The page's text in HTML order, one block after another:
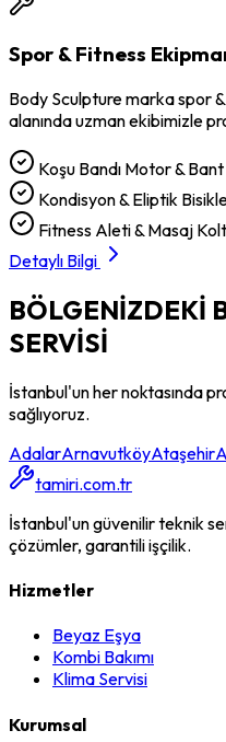
Spor & Fitness
Body Sculpturemarkaspor
alanında uzman ekibimizle
Koşu Bandı Motor & Bant
Kondisyon & Eliptik
Fitness Aleti & Masaj
Detaylı Bilgi
BÖLGENİZDEKİ
SERVİSİ
İstanbul'un her noktasında
sağlıyoruz.
AdalarArnavutköyAtaşehir
tamiri.com.tr
İstanbul'un güvenilir teknik
çözümler, garantili işçilik.
Hizmetler
Beyaz Eşya
Kombi Bakımı
Klima Servisi
Kurumsal